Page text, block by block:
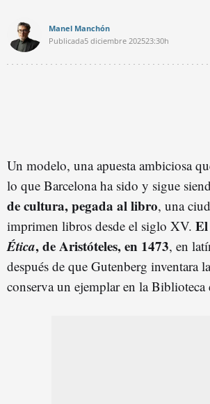
Manel Manchón
Publicada5 diciembre 202523:30h
Un modelo, una apuesta ambiciosa
lo que Barcelona ha sido y sigue
de cultura, pegada al libro, una
imprimen libros desde el siglo XV.
Ética, de Aristóteles, en 1473, en
después de que Gutenberg inventara
conserva un ejemplar en la Biblioteca